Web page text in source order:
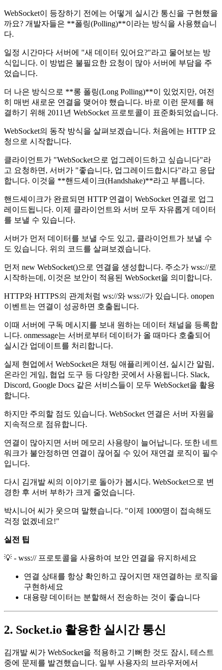
WebSocket이 등장하기 전에는 어떻게 실시간 통신을 구현했을
까요? 개발자들은 **폴링(Polling)**이라는 방식을 사용했습니
다.
일정 시간마다 서버에 "새 데이터 있어요?"라고 물어보는 방
식입니다. 이 방법은 불필요한 요청이 많아 서버에 부담을 주
었습니다.
더 나은 방식으로 **롱 폴링(Long Polling)**이 있었지만, 여전
히 매번 새로운 연결을 맺어야 했습니다. 바로 이런 문제를 해
결하기 위해 2011년 WebSocket 프로토콜이 표준화되었습니다.
WebSocket의 동작 방식을 살펴보겠습니다. 처음에는 HTTP 요
청으로 시작합니다.
클라이언트가 "WebSocket으로 업그레이드하고 싶습니다"라
고 요청하면, 서버가 "좋습니다, 업그레이드합시다"라고 응답
합니다. 이것을 **핸드셰이크(Handshake)**라고 부릅니다.
핸드셰이크가 완료되면 HTTP 연결이 WebSocket 연결로 업그
레이드됩니다. 이제 클라이언트와 서버 모두 자유롭게 데이터
를 보낼 수 있습니다.
서버가 먼저 데이터를 보낼 수도 있고, 클라이언트가 보낼 수
도 있습니다. 위의 코드를 살펴보겠습니다.
먼저 new WebSocket()으로 연결을 생성합니다. 주소가 wss://로
시작하는데, 이것은 보안이 적용된 WebSocket을 의미합니다.
HTTP와 HTTPS의 관계처럼 ws://와 wss://가 있습니다. onopen
이벤트는 연결이 성공하면 호출됩니다.
이때 서버에 구독 메시지를 보내 원하는 데이터 채널을 등록합
니다. onmessage는 서버로부터 데이터가 올 때마다 호출되어
실시간 업데이트를 처리합니다.
실제 현업에서 WebSocket은 채팅 애플리케이션, 실시간 알림,
온라인 게임, 협업 도구 등 다양한 곳에서 사용됩니다. Slack,
Discord, Google Docs 같은 서비스들이 모두 WebSocket을 활용
합니다.
하지만 주의할 점도 있습니다. WebSocket 연결은 서버 자원을
지속적으로 점유합니다.
연결이 많아지면 서버 메모리 사용량이 늘어납니다. 또한 네트
워크가 불안정하면 연결이 끊어질 수 있어 재연결 로직이 필수
입니다.
다시 김개발 씨의 이야기로 돌아가 봅시다. WebSocket으로 변
경한 후 서버 부하가 크게 줄었습니다.
박시니어 씨가 웃으며 말했습니다. "이제 1000명이 접속해도
걱정 없겠네요!"
실전 팁
💡 - wss:// 프로토콜을 사용하여 보안 연결을 유지하세요
연결 상태를 항상 확인하고 끊어지면 재연결하는 로직을
구현하세요
대용량 데이터는 분할해서 전송하는 것이 좋습니다
2. Socket.io 활용한 실시간 통신
김개발 씨가 WebSocket을 적용하고 기뻐한 것도 잠시, 테스트
중에 문제를 발견했습니다. 일부 사용자의 브라우저에서